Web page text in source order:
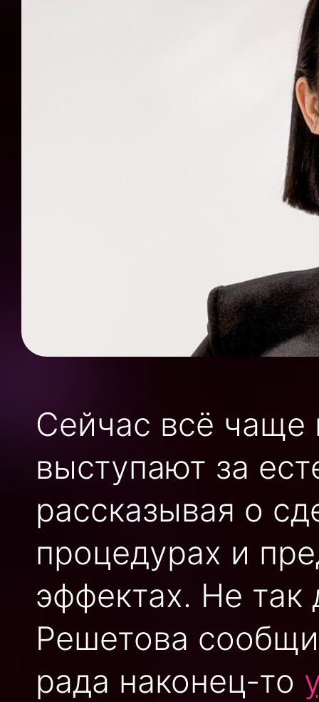
Сейчас всё чаще
выступают за
рассказывая о
процедурах и
эффектах. Не
Решетова
рада наконец-то